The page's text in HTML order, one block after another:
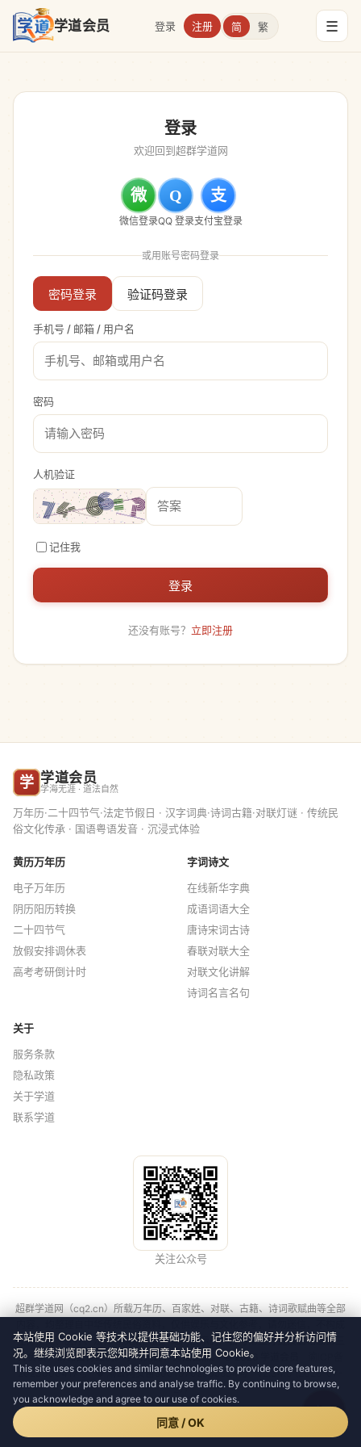
学道会员 登录 注册 简 繁 ☰
登录
欢迎回到超群学道网
微
微信登录
Q
QQ 登录
支
支付宝登录
或用账号密码登录
密码登录 验证码登录
手机号 / 邮箱 / 用户名
密码
人机验证
记住我
登录
还没有账号？ 立即注册
问
学 学道会员
学海无涯 · 道法自然
万年历·二十四节气·法定节假日 · 汉字词典·诗词古籍·对联灯谜 · 传统民
俗文化传承 · 国语粤语发音 · 沉浸式体验
黄历万年历
电子万年历
阴历阳历转换
二十四节气
放假安排调休表
高考考研倒计时
字词诗文
在线新华字典
成语词语大全
唐诗宋词古诗
春联对联大全
对联文化讲解
诗词名言名句
关于
服务条款
隐私政策
关于学道
联系学道
关注公众号
超群学道网（cq2.cn）所载万年历、百家姓、对联、古籍、诗词歌赋曲等全部
任何投资、医疗、法律等决策依据。站内展示的广告与第三方链接由相应第三
方负责，请您自行甄别。学海无涯，道法自然。 © 2026 学道会员
2023000417号 · 🛡 渝公网安备50010702505634号
v2.34.0 (2026-07-
27)
📍 默认北京（中国） · 时区 Asia/Shanghai UTC+8
本站使用 Cookie 等技术以提供基础功能、记住您的偏好并分析访问情
况。继续浏览即表示您知晓并同意本站使用 Cookie。
This site uses cookies and similar technologies to provide core features,
remember your preferences and analyse traffic. By continuing to browse,
you acknowledge and agree to our use of cookies.
同意 / OK